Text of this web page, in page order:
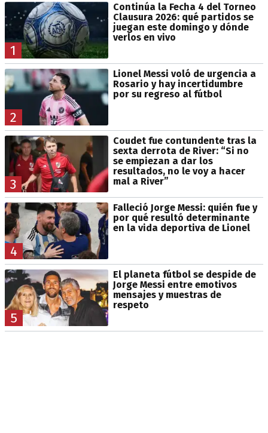
1
Continúa la Fecha 4 del Torneo
Clausura 2026: qué partidos se
juegan este domingo y dónde
verlos en vivo
2
Lionel Messi voló de urgencia a
Rosario y hay incertidumbre
por su regreso al fútbol
3
Coudet fue contundente tras la
sexta derrota de River: “Si no
se empiezan a dar los
resultados, no le voy a hacer
mal a River”
4
Falleció Jorge Messi: quién fue y
por qué resultó determinante
en la vida deportiva de Lionel
5
El planeta fútbol se despide de
Jorge Messi entre emotivos
mensajes y muestras de
respeto